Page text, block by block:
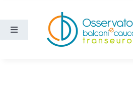
contenuto
Toggle